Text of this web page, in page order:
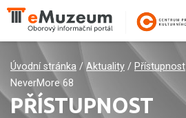
Úvodní stránka / Aktuality / Přístupnost
NeverMore 68
PŘÍSTUPNOST